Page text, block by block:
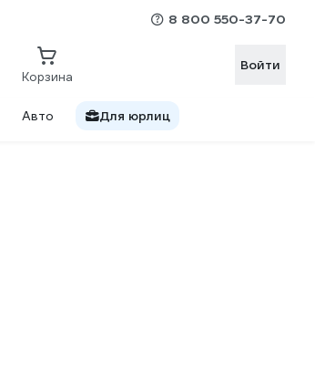
8 800 550-37-70
Корзина
Войти
Авто Для юрлиц